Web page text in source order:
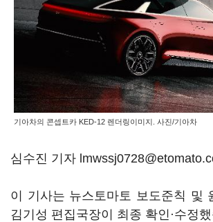
기아차의 콘셉트카 KED-12 렌더링이미지. 사진/기아차
심수진 기자
이 기사는 뉴스토마토 보도준칙 및
김기성 편집국장이 최종 확인·수정